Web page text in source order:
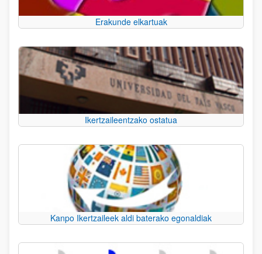
Erakunde elkartuak
Ikertzaileentzako ostatua
Kanpo Ikertzaileek aldi baterako egonaldiak